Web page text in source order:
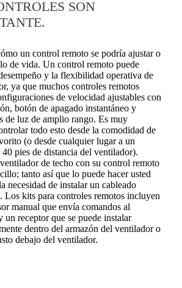
SON
un control remoto se podría ajustar o
de vida. Un control remoto puede
y la flexibilidad operativa de
ya que muchos controles remotos
de velocidad ajustables con
botón de apagado instantáneo y
de luz de amplio rango. Es muy
todo esto desde la comodidad de
(o desde cualquier lugar a un
pies de distancia del ventilador).
de techo con su control remoto
tanto así que lo puede hacer usted
necesidad de instalar un cableado
Los kits para controles remotos incluyen
manual que envía comandos al
un receptor que se puede instalar
dentro del armazón del ventilador o
debajo del ventilador.